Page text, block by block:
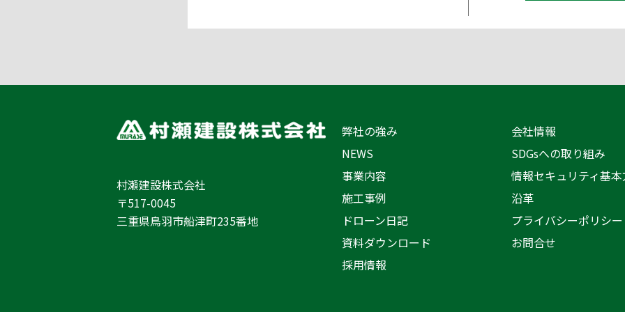
村瀬建設株式会社
〒517-0045
三重県鳥羽市船津町235番地
弊社の強み
NEWS
事業内容
施工事例
ドローン日記
資料ダウンロード
採用情報
会社情報
SDGsへの取り組み
情報セキュリティ基
沿革
プライバシーポリシー
お問合せ